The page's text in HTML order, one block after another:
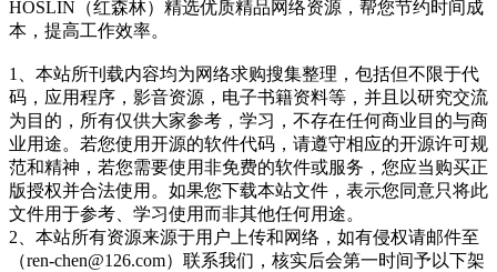
HOSLIN（红森林）精选优质精品网络资源，帮您节约时间成
本，提高工作效率。
1、本站所刊载内容均为网络求购搜集整理，包括但不限于代
码，应用程序，影音资源，电子书籍资料等，并且以研究交流
为目的，所有仅供大家参考，学习，不存在任何商业目的与商
业用途。若您使用开源的软件代码，请遵守相应的开源许可规
范和精神，若您需要使用非免费的软件或服务，您应当购买正
版授权并合法使用。如果您下载本站文件，表示您同意只将此
文件用于参考、学习使用而非其他任何用途。
2、本站所有资源来源于用户上传和网络，如有侵权请邮件至
（ren-chen@126.com）联系我们，核实后会第一时间予以下架